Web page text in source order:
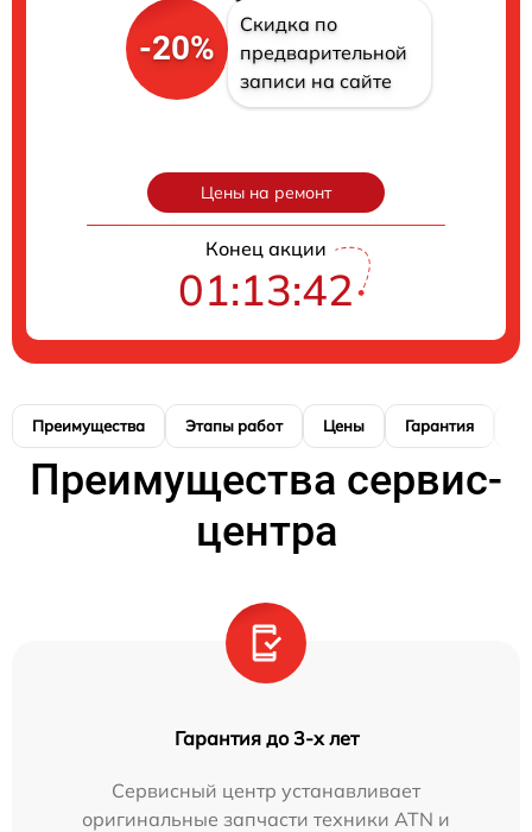
-20%
Скидка по
предварительной
записи на сайте
Цены на ремонт
Конец акции
01:13:41
Преимущества Этапы работ Цены Гарантия
Преимущества сервис-
центра
Гарантия до 3-х лет
Сервисный центр устанавливает
оригинальные запчасти техники ATN и